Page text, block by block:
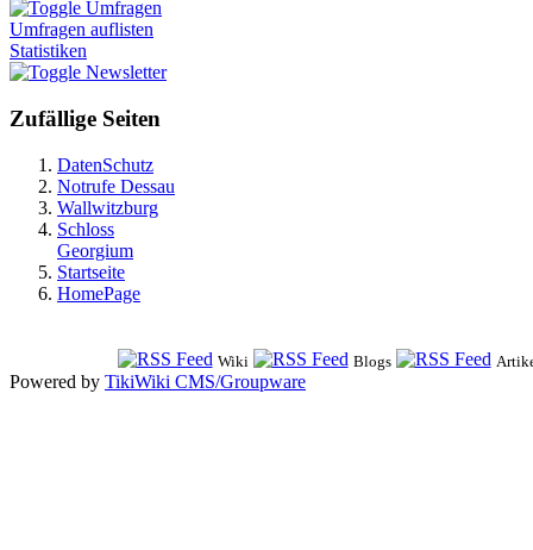
Umfragen
Umfragen auflisten
Statistiken
Newsletter
Zufällige Seiten
DatenSchutz
Notrufe Dessau
Wallwitzburg
Schloss
Georgium
Startseite
HomePage
Wiki Blogs
Powered by TikiWiki CMS/Groupware